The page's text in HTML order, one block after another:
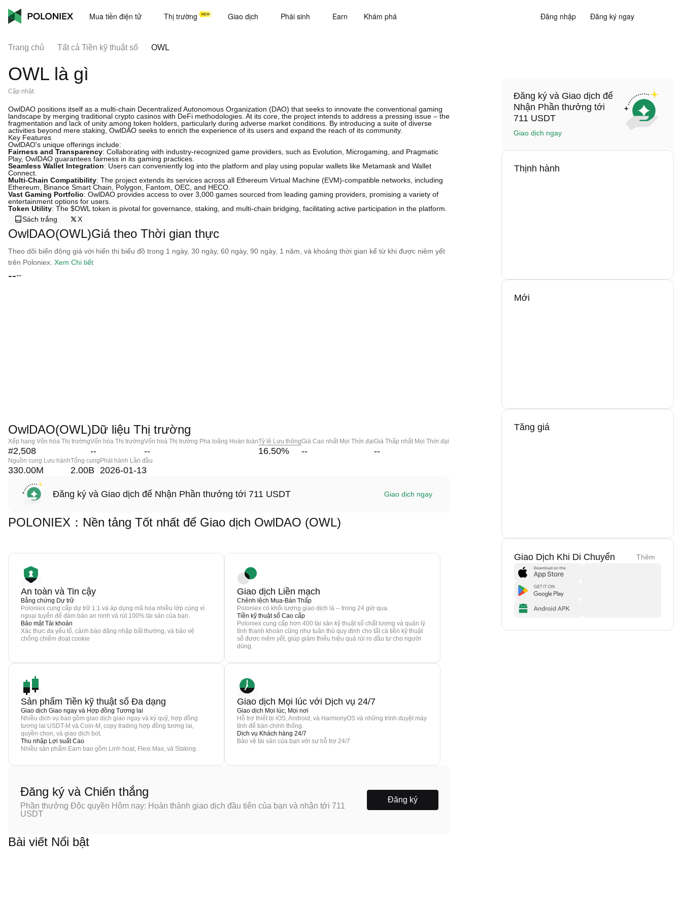
Mua tiền điện tử Thị trường Giao dịch Phái sinh Earn Khám phá Đăng nhập Đăng ký ngay
Trang chủ Tất cả Tiền kỹ thuật số OWL
OWL là gì
Cập nhật:
OwlDAO positions itself as a multi-chain Decentralized Autonomous Organization (DAO) that seeks to innovate the conventional gaming
landscape by merging traditional crypto casinos with DeFi methodologies. At its core, the project intends to address a pressing issue – the
fragmentation and lack of unity among token holders, particularly during adverse market conditions. By introducing a suite of diverse
activities beyond mere staking, OwlDAO seeks to enrich the experience of its users and expand the reach of its community.
Key Features
OwlDAO's unique offerings include:
Fairness and Transparency: Collaborating with industry-recognized game providers, such as Evolution, Microgaming, and Pragmatic
Play, OwlDAO guarantees fairness in its gaming practices.
Seamless Wallet Integration: Users can conveniently log into the platform and play using popular wallets like Metamask and Wallet
Connect.
Multi-Chain Compatibility: The project extends its services across all Ethereum Virtual Machine (EVM)-compatible networks, including
Ethereum, Binance Smart Chain, Polygon, Fantom, OEC, and HECO.
Vast Gaming Portfolio: OwlDAO provides access to over 3,000 games sourced from leading gaming providers, promising a variety of
entertainment options for users.
Token Utility: The $OWL token is pivotal for governance, staking, and multi-chain bridging, facilitating active participation in the platform.
Sách trắng
X
OwlDAO(OWL)Giá theo Thời gian thực
Theo dõi biến động giá với hiển thị biểu đồ trong 1 ngày, 30 ngày, 60 ngày, 90 ngày, 1 năm, và khoảng thời gian kể từ khi được niêm yết
trên Poloniex. Xem Chi tiết
----
OwlDAO(OWL)Dữ liệu Thị trường
Xếp hạng Vốn hóa Thị trường
#2,508
Vốn hóa Thị trường
--
Vốn hoá Thị trường Pha loãng Hoàn toàn
--
Tỷ lệ Lưu thông
16.50%
Giá Cao nhất Mọi Thời đại
--
Giá Thấp nhất Mọi Thời đại
--
Nguồn cung Lưu hành
330.00M
Tổng cung
2.00B
Phát hành Lần đầu
2026-01-13
Đăng ký và Giao dịch để Nhận Phần thưởng tới 711 USDT Giao dịch ngay
POLONIEX：Nền tảng Tốt nhất để Giao dịch OwlDAO (OWL)
An toàn và Tin cậy
Bằng chứng Dự trữ
Poloniex cung cấp dự trữ 1:1 và áp dụng mã hóa nhiều lớp cùng ví
ngoại tuyến để đảm bảo an ninh và rút 100% tài sản của bạn.
Bảo mật Tài khoản
Xác thực đa yếu tố, cảnh báo đăng nhập bất thường, và bảo vệ
chống chiếm đoạt cookie
Giao dịch Liền mạch
Chênh lệch Mua-Bán Thấp
Poloniex có khối lượng giao dịch là -- trong 24 giờ qua.
Tiền kỹ thuật số Cao cấp
Poloniex cung cấp hơn 400 tài sản kỹ thuật số chất lượng và quản lý
tính thanh khoản cũng như tuân thủ quy định cho tất cả tiền kỹ thuật
số được niêm yết, giúp giảm thiểu hiệu quả rủi ro đầu tư cho người
dùng.
Sản phẩm Tiền kỹ thuật số Đa dạng
Giao dịch Giao ngay và Hợp đồng Tương lai
Nhiều dịch vụ bao gồm giao dịch giao ngay và ký quỹ, hợp đồng
tương lai USDT-M và Coin-M, copy trading hợp đồng tương lai,
quyền chọn, và giao dịch bot.
Thu nhập Lợi suất Cao
Nhiều sản phẩm Earn bao gồm Linh hoạt, Flexi Max, và Staking.
Giao dịch Mọi lúc với Dịch vụ 24/7
Giao dịch Mọi lúc, Mọi nơi
Hỗ trợ thiết bị iOS, Android, và HarmonyOS và những trình duyệt máy
tính để bàn chính thống.
Dịch vụ Khách hàng 24/7
Bảo vệ tài sản của bạn với sự hỗ trợ 24/7
Đăng ký và Chiến thắng
Phần thưởng Độc quyền Hôm nay: Hoàn thành giao dịch đầu tiên của bạn và nhận tới 711
USDT
Đăng ký
Bài viết Nổi bật
Đăng ký và Giao dịch để
Nhận Phần thưởng tới
711 USDT
Giao dịch ngay
Thịnh hành
Mới
Tăng giá
Giao Dịch Khi Di Chuyển Thêm